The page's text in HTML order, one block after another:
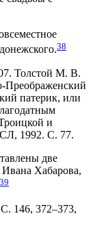
38
Толстой М. В.
Преображенский
патерик, или
и
1992. С. 77.
две
Ивана Хабарова,
39
146, 372–373,